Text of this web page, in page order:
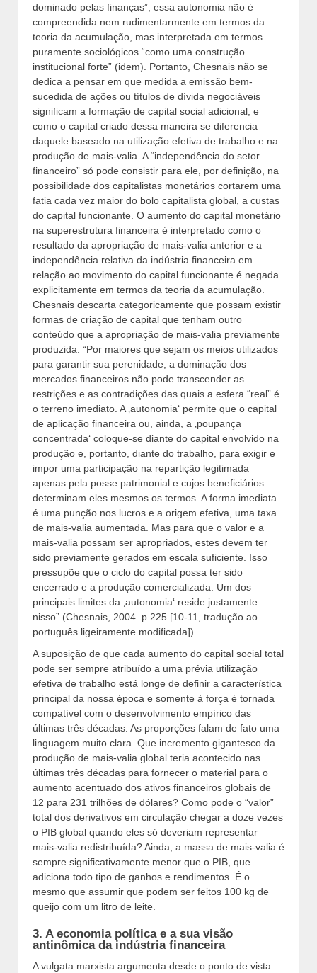
dominado pelas finanças”, essa autonomia não é
compreendida nem rudimentarmente em termos da
teoria da acumulação, mas interpretada em termos
puramente sociológicos “como uma construção
institucional forte” (idem). Portanto, Chesnais não se
dedica a pensar em que medida a emissão bem-
sucedida de ações ou títulos de dívida negociáveis
significam a formação de capital social adicional, e
como o capital criado dessa maneira se diferencia
daquele baseado na utilização efetiva de trabalho e na
produção de mais-valia. A “independência do setor
financeiro” só pode consistir para ele, por definição, na
possibilidade dos capitalistas monetários cortarem uma
fatia cada vez maior do bolo capitalista global, a custas
do capital funcionante. O aumento do capital monetário
na superestrutura financeira é interpretado como o
resultado da apropriação de mais-valia anterior e a
independência relativa da indústria financeira em
relação ao movimento do capital funcionante é negada
explicitamente em termos da teoria da acumulação.
Chesnais descarta categoricamente que possam existir
formas de criação de capital que tenham outro
conteúdo que a apropriação de mais-valia previamente
produzida: “Por maiores que sejam os meios utilizados
para garantir sua perenidade, a dominação dos
mercados financeiros não pode transcender as
restrições e as contradições das quais a esfera “real” é
o terreno imediato. A ‚autonomia‘ permite que o capital
de aplicação financeira ou, ainda, a ‚poupança
concentrada‘ coloque-se diante do capital envolvido na
produção e, portanto, diante do trabalho, para exigir e
impor uma participação na repartição legitimada
apenas pela posse patrimonial e cujos beneficiários
determinam eles mesmos os termos. A forma imediata
é uma punção nos lucros e a origem efetiva, uma taxa
de mais-valia aumentada. Mas para que o valor e a
mais-valia possam ser apropriados, estes devem ter
sido previamente gerados em escala suficiente. Isso
pressupõe que o ciclo do capital possa ter sido
encerrado e a produção comercializada. Um dos
principais limites da ‚autonomia‘ reside justamente
nisso” (Chesnais, 2004. p.225 [10-11, tradução ao
português ligeiramente modificada]).
A suposição de que cada aumento do capital social total
pode ser sempre atribuído a uma prévia utilização
efetiva de trabalho está longe de definir a característica
principal da nossa época e somente à força é tornada
compatível com o desenvolvimento empírico das
últimas três décadas. As proporções falam de fato uma
linguagem muito clara. Que incremento gigantesco da
produção de mais-valia global teria acontecido nas
últimas três décadas para fornecer o material para o
aumento acentuado dos ativos financeiros globais de
12 para 231 trilhões de dólares? Como pode o “valor”
total dos derivativos em circulação chegar a doze vezes
o PIB global quando eles só deveriam representar
mais-valia redistribuída? Ainda, a massa de mais-valia é
sempre significativamente menor que o PIB, que
adiciona todo tipo de ganhos e rendimentos. É o
mesmo que assumir que podem ser feitos 100 kg de
queijo com um litro de leite.
3. A economia política e a sua visão
antinômica da indústria financeira
A vulgata marxista argumenta desde o ponto de vista